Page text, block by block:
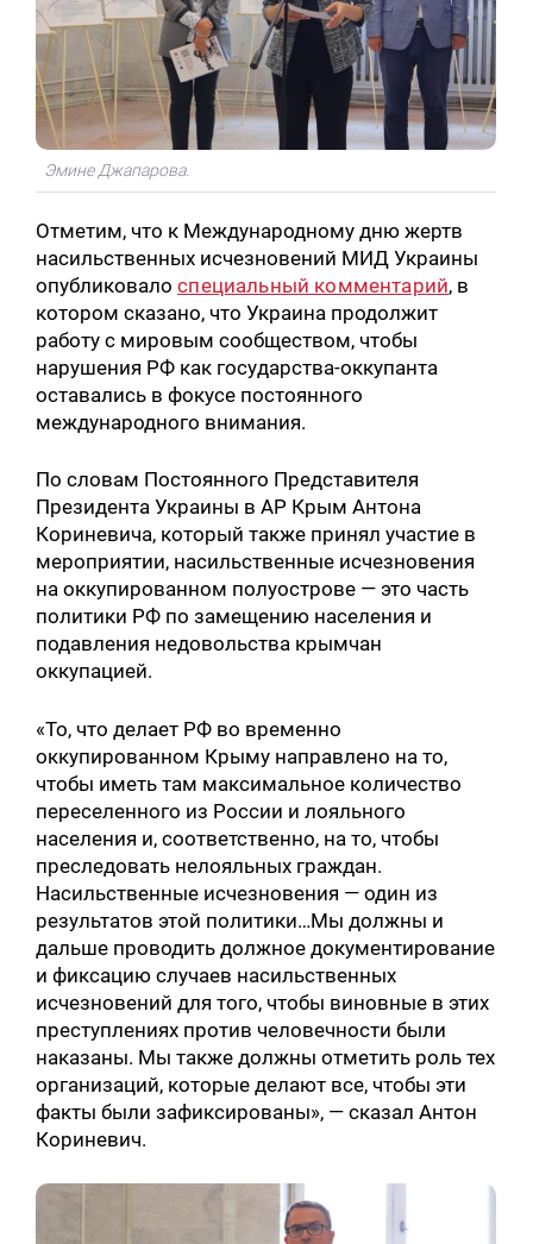
Эмине Джапарова.
Отметим, что к Международному дню жертв
насильственных исчезновений МИД Украины
опубликовалоспециальный комментарий, в
котором сказано, что Украина продолжит
работу с мировым сообществом, чтобы
нарушения РФ как государства-оккупанта
оставались в фокусе постоянного
международного внимания.
По словам Постоянного Представителя
Президента Украины в АР Крым Антона
Кориневича, который также принял участие в
мероприятии, насильственные исчезновения
на оккупированном полуострове — это часть
политики РФ по замещению населения и
подавления недовольства крымчан
оккупацией.
«То, что делает РФ во временно
оккупированном Крыму направлено на то,
чтобы иметь там максимальное количество
переселенного из России и лояльного
населения и, соответственно, на то, чтобы
преследовать нелояльных граждан.
Насильственные исчезновения — один из
результатов этой политики…Мы должны и
дальше проводить должное документирование
и фиксацию случаев насильственных
исчезновений для того, чтобы виновные в этих
преступлениях против человечности были
наказаны. Мы также должны отметить роль тех
организаций, которые делают все, чтобы эти
факты были зафиксированы», — сказал Антон
Кориневич.